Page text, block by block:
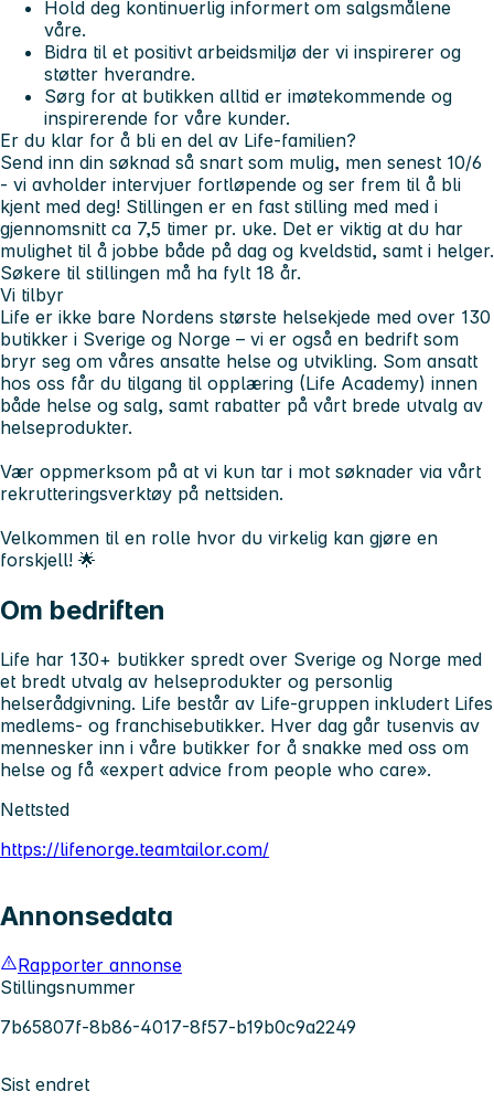
Hold deg kontinuerlig informert om salgsmålene
våre.
Bidra til et positivt arbeidsmiljø der vi inspirerer og
støtter hverandre.
Sørg for at butikken alltid er imøtekommende og
inspirerende for våre kunder.
Er du klar for å bli en del av Life-familien?
Send inn din søknad så snart som mulig, men senest 10/6
- vi avholder intervjuer fortløpende og ser frem til å bli
kjent med deg! Stillingen er en fast stilling med med i
gjennomsnitt ca 7,5 timer pr. uke. Det er viktig at du har
mulighet til å jobbe både på dag og kveldstid, samt i helger.
Søkere til stillingen må ha fylt 18 år.
Vi tilbyr
Life er ikke bare Nordens største helsekjede med over 130
butikker i Sverige og Norge – vi er også en bedrift som
bryr seg om våres ansatte helse og utvikling. Som ansatt
hos oss får du tilgang til opplæring (Life Academy) innen
både helse og salg, samt rabatter på vårt brede utvalg av
helseprodukter.
Vær oppmerksom på at vi kun tar i mot søknader via vårt
rekrutteringsverktøy på nettsiden.
Velkommen til en rolle hvor du virkelig kan gjøre en
forskjell! 🌟
Om bedriften
Life har 130+ butikker spredt over Sverige og Norge med
et bredt utvalg av helseprodukter og personlig
helserådgivning. Life består av Life-gruppen inkludert Lifes
medlems- og franchisebutikker. Hver dag går tusenvis av
mennesker inn i våre butikker for å snakke med oss om
helse ​​og få «expert advice from people who care».
Nettsted
https://lifenorge.teamtailor.com/
Annonsedata
Rapporter annonse
Stillingsnummer
7b65807f-8b86-4017-8f57-b19b0c9a2249
Sist endret